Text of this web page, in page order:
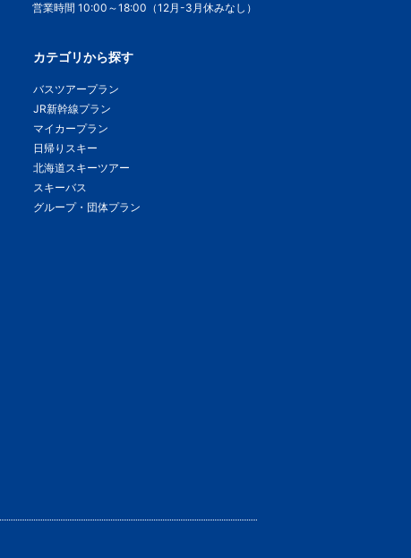
営業時間 10:00～18:00（12月-3月休みなし）
カテゴリから探す
バスツアープラン
JR新幹線プラン
マイカープラン
日帰りスキー
北海道スキーツアー
スキーバス
グループ・団体プラン